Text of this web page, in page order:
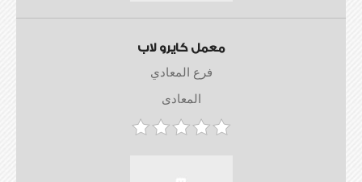
معمل كايرو لاب
فرع المعادي
المعادى